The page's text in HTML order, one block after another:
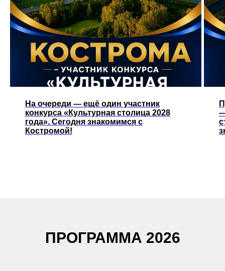
На очереди — ещё один участник
конкурса «Культурная столица 2028
года». Сегодня знакомимся с
Костромой!
—
ПРОГРАММА 2026